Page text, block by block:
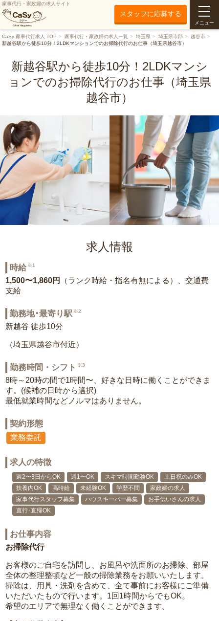
家事代行・家政婦の求人サイト
スタッフに応募する
メニュー
CaSy 家事代行求人 TOP 家事代行・家政婦の求人一覧 埼玉県 埼玉県市部
越谷市
新越谷駅から徒歩10分！2LDKマンションでのお掃除代行のお仕事（埼玉県越谷市）
新越谷駅から徒歩10分！2LDKマンシ
ョンでのお掃除代行のお仕事（埼玉県
越谷市）
求人情報
時給 ※1
1,500〜1,860円
（ランク時給・指名有無による）、交通費
支給
勤務地･最寄り駅 ※2
新越谷 徒歩10分
（埼玉県越谷市付近）
勤務時間・シフト ※3
8時～20時の間で1時間〜、好きな日時に働くことができま
す。(候補の日時から選択)
最低就業時間などノルマはありません。
契約形態
業務委託
求人の特徴
週2〜3日からOK 週1〜OK スキマ時間勤務OK
土日祝のみOK
扶養内OK
高時給 未経験OK 学歴不問
家政婦の求人
家事代行スタッフ募集
ハウスキーパー募集
お手伝いさんの求人
直行･直帰OK
お仕事内容
お掃除代行
お客様のご自宅を訪問し、お風呂や洗面所のお掃除、部屋
全体の整理整頓など一般の掃除業務をお願いいたします。
掃除は、用具・洗剤を含めて、全て事前にお客様にご準備
いただいたもので行います。1回1時間からでもOK。
希望のエリアで無理なく働くことができます。